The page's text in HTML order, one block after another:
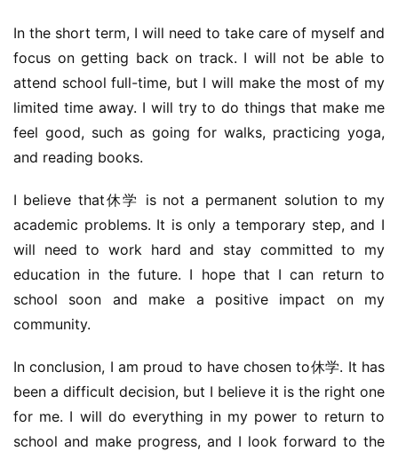
In the short term, I will need to take care of myself and
focus on getting back on track. I will not be able to
attend school full-time, but I will make the most of my
limited time away. I will try to do things that make me
feel good, such as going for walks, practicing yoga,
and reading books.
I believe that休学 is not a permanent solution to my
academic problems. It is only a temporary step, and I
will need to work hard and stay committed to my
education in the future. I hope that I can return to
school soon and make a positive impact on my
community.
In conclusion, I am proud to have chosen to休学. It has
been a difficult decision, but I believe it is the right one
for me. I will do everything in my power to return to
school and make progress, and I look forward to the